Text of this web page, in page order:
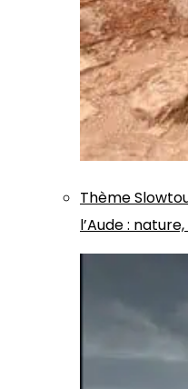
Thème
l’Aude :